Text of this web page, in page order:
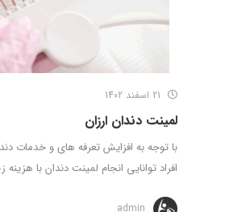
لمینت دندان ارزان
با توجه به افزایش تعرفه های و خدمات
افراد توانایی انجام لمینت دندان با هزینه
admin